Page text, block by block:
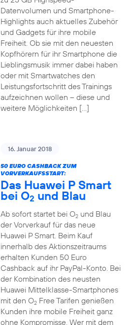
Datenvolumen und Smartphone-
Highlights auch aktuelles Zubehör
und Gadgets für ihre mobile
Freiheit. Ob sie mit den neuesten
Kopfhörern für ihr Smartphone die
Lieblingsmusik immer dabei haben
oder mit Smartwatches den
Leistungsfortschritt des Trainings
aufzeichnen wollen – diese und
weitere Möglichkeiten […]
16. Januar 2018
50 EURO CASHBACK ZUM
VORVERKAUFSSTART:
Das Huawei P Smart
bei O2 und Blau
Ab sofort startet bei O2und Blau
der Vorverkauf für das neue
Huawei P Smart. Beim Kauf
innerhalb des Aktionszeitraums
erhalten Kunden 50 Euro
Cashback auf ihr PayPal-Konto. Bei
der Kombination des neusten
Huawei Mittelklasse-Smartphones
mit den O2Free Tarifen genießen
Kunden ihre mobile Freiheit ganz
ohne Kompromisse. Wer mit dem